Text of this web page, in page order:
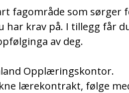
fagområde som sørger
krav på. I tillegg får
av deg.
Opplæringskontor.
lærekontrakt, følge